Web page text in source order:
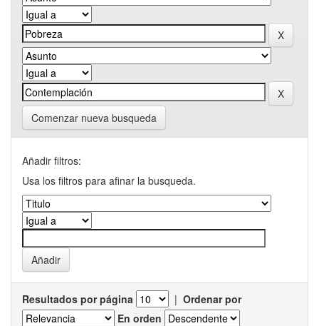
Comenzar nueva busqueda
Añadir filtros:
Usa los filtros para afinar la busqueda.
Resultados por página | Ordenar por
En orden